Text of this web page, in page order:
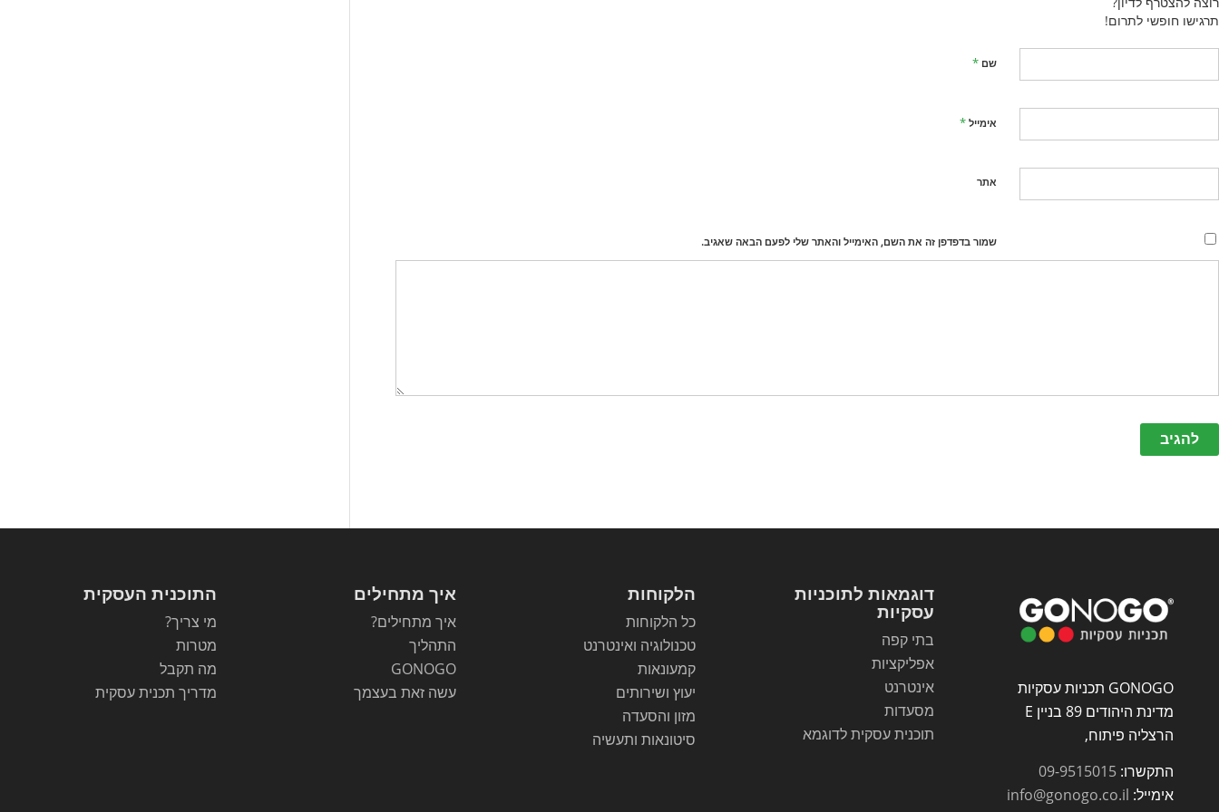
תרגישו חופשי לתרום!
שם *
אימייל *
אתר
שמור בדפדפן זה את השם, האימייל והאתר שלי לפעם הבאה שאגיב.
GONOGO תכניות עסקיות
מדינת היהודים 89 בניין E
הרצליה פיתוח,
התקשרו: 09-9515015
אימייל: info@gonogo.co.il
דוגמאות לתוכניות
עסקיות
בתי קפה
אפליקציות
אינטרנט
מסעדות
תוכנית עסקית לדוגמא
הלקוחות
כל הלקוחות
טכנולוגיה ואינטרנט
קמעונאות
יעוץ ושירותים
מזון והסעדה
סיטונאות ותעשיה
איך מתחילים
איך מתחילים?
התהליך
GONOGO
עשה זאת בעצמך
התוכנית העסקית
מי צריך?
מטרות
מה תקבל
מדריך תכנית עסקית